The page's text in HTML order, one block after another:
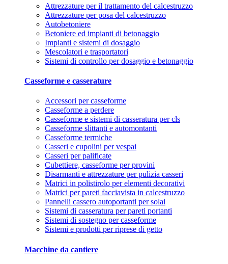
Attrezzature per il trattamento del calcestruzzo
Attrezzature per posa del calcestruzzo
Autobetoniere
Betoniere ed impianti di betonaggio
Impianti e sistemi di dosaggio
Mescolatori e trasportatori
Sistemi di controllo per dosaggio e betonaggio
Casseforme e casserature
Accessori per casseforme
Casseforme a perdere
Casseforme e sistemi di casseratura per cls
Casseforme slittanti e automontanti
Casseforme termiche
Casseri e cupolini per vespai
Casseri per palificate
Cubettiere, casseforme per provini
Disarmanti e attrezzature per pulizia casseri
Matrici in polistirolo per elementi decorativi
Matrici per pareti facciavista in calcestruzzo
Pannelli cassero autoportanti per solai
Sistemi di casseratura per pareti portanti
Sistemi di sostegno per casseforme
Sistemi e prodotti per riprese di getto
Macchine da cantiere